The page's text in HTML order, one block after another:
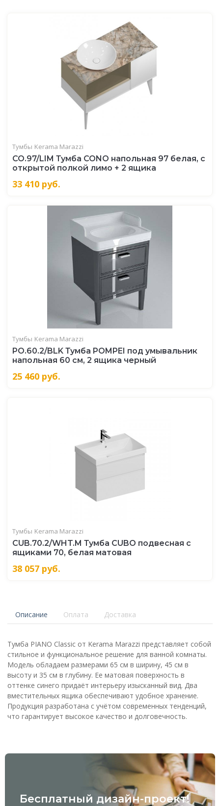
Тумбы Kerama Marazzi
CO.97/LIM Тумба CONO напольная 97 белая, с
открытой полкой лимо + 2 ящика
33 410 руб.
Тумбы Kerama Marazzi
PO.60.2/BLK Тумба POMPEI под умывальник
напольная 60 см, 2 ящика черный
25 460 руб.
Тумбы Kerama Marazzi
CUB.70.2/WHT.M Тумба CUBO подвесная с
ящиками 70, белая матовая
38 057 руб.
Описание Оплата Доставка
Тумба PIANO Classic от Kerama Marazzi представляет собой
стильное и функциональное решение для ванной комнаты.
Модель обладаем размерами 65 см в ширину, 45 см в
высоту и 35 см в глубину. Ее матовая поверхность в
оттенке синего придаёт интерьеру изысканный вид. Два
вместительных ящика обеспечивают удобное хранение.
Продукция разработана с учётом современных тенденций,
что гарантирует высокое качество и долговечность.
Бесплатный дизайн-проект!